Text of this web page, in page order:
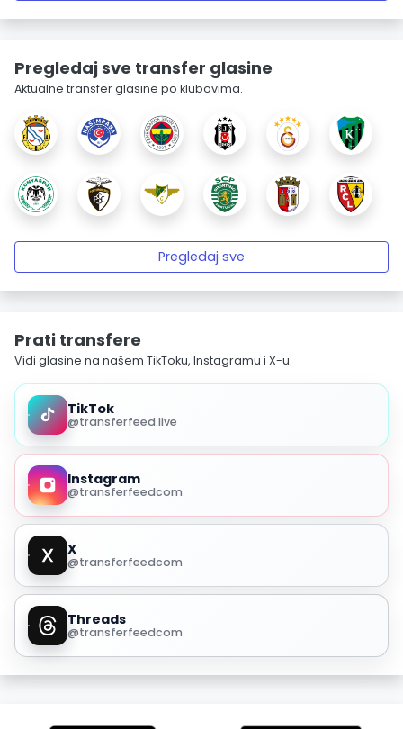
Pregledaj sve transfer glasine
Aktualne transfer glasine po klubovima.
Pregledaj sve
Prati transfere
Vidi glasine na našem TikToku, Instagramu i X-u.
TikTok
@transferfeed.live
Instagram
@transferfeedcom
X
@transferfeedcom
Threads
@transferfeedcom